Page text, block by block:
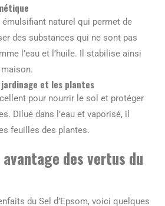
émulsifiant naturel qui permet de
des substances qui ne sont pas
l’eau et l’huile. Il stabilise ainsi
jardinage et les plantes
pour nourrir le sol et protéger
Dilué dans l’eau et vaporisé, il
feuilles des plantes.
des vertus du
du Sel d’Epsom, voici quelques